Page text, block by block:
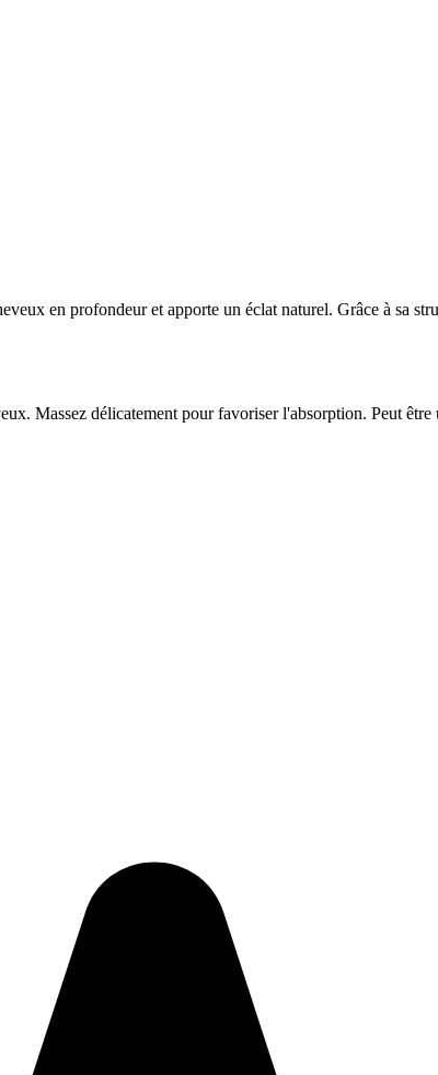
en profondeur et apporte un éclat naturel. Grâce à sa
Massez délicatement pour favoriser l'absorption. Peut